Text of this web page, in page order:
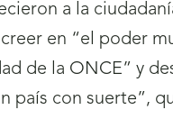
a la
en “el poder
de la ONCE” y
país con suerte”,